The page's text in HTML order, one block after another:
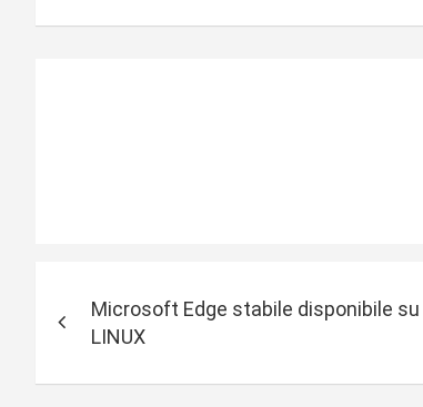
v
Microsoft Edge stabile disponibile su
LINUX